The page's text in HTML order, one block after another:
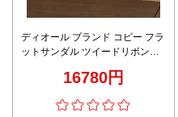
ディオール ブランド コピー フラ
ットサンダル ツイードリボン装
16780円